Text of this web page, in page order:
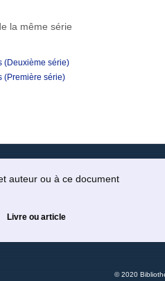
la même série
(Deuxième série)
(Première série)
auteur ou à ce document
Livre ou article
© 2020